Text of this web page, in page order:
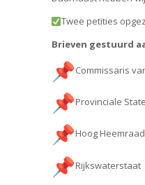
Twee petities
Brieven gestuurd
Commissaris
Provinciale
Hoog
Rijkswaterstaat